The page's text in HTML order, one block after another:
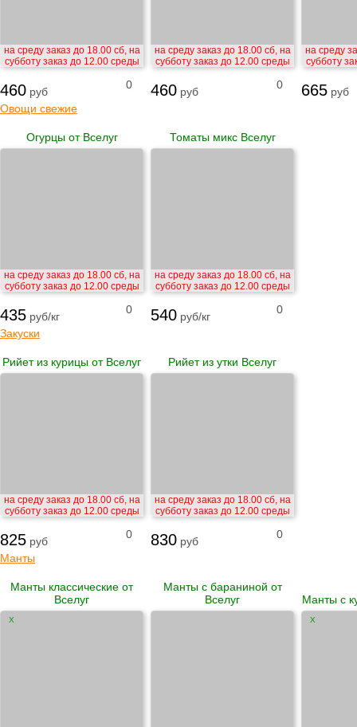
на среду заказ до 18.00 сб, на
субботу заказ до 12.00 среды
460 руб
0
на среду заказ до 18.00 сб, на
субботу заказ до 12.00 среды
460 руб
0
на среду
субботу
665 руб
Овощи свежие
Огурцы от Вселуг
на среду заказ до 18.00 сб, на
субботу заказ до 12.00 среды
435 руб/кг
0
Томаты микс Вселуг
на среду заказ до 18.00 сб, на
субботу заказ до 12.00 среды
540 руб/кг
0
Закуски
Рийет из курицы от Вселуг
на среду заказ до 18.00 сб, на
субботу заказ до 12.00 среды
825 руб
0
Рийет из утки Вселуг
на среду заказ до 18.00 сб, на
субботу заказ до 12.00 среды
830 руб
0
Манты
Манты классические от
Вселуг
X
Манты с бараниной от
Вселуг
Манты с
X